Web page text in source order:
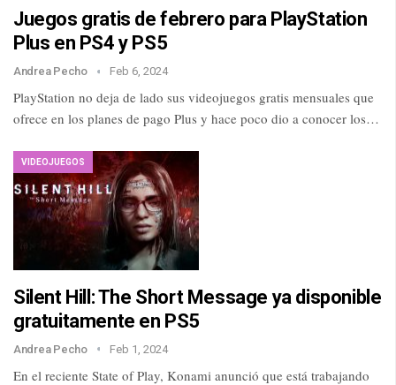
Juegos gratis de febrero para PlayStation
Plus en PS4 y PS5
Andrea Pecho Feb 6, 2024
PlayStation no deja de lado sus videojuegos gratis mensuales que
ofrece en los planes de pago Plus y hace poco dio a conocer los…
VIDEOJUEGOS
Silent Hill: The Short Message ya disponible
gratuitamente en PS5
Andrea Pecho Feb 1, 2024
En el reciente State of Play, Konami anunció que está trabajando